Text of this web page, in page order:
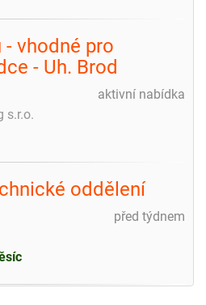
vhodné pro
- Uh. Brod
aktivní nabídka
s.r.o.
oddělení
před týdnem